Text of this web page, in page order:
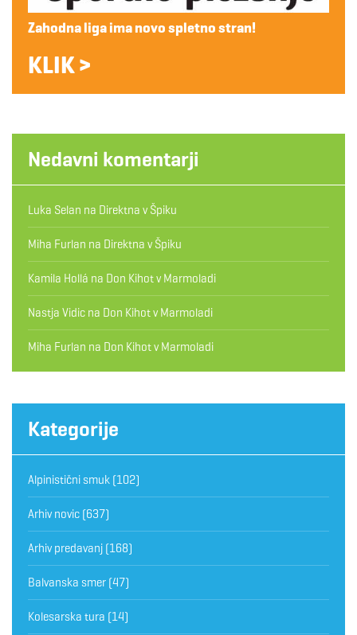
Zahodna liga ima novo spletno stran!
KLIK >
Nedavni komentarji
Luka Selan na Direktna v Špiku
Miha Furlan na Direktna v Špiku
Kamila Hollá na Don Kihot v Marmoladi
Nastja Vidic na Don Kihot v Marmoladi
Miha Furlan na Don Kihot v Marmoladi
Kategorije
Alpinistični smuk (102)
Arhiv novic (637)
Arhiv predavanj (168)
Balvanska smer (47)
Kolesarska tura (14)